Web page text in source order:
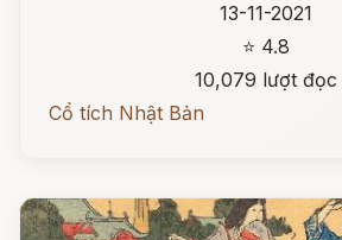
13-11-2021
⭐ 4.8
10,079 lượt đọc
Cổ tích Nhật Bản